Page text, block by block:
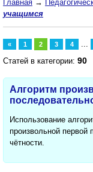
Главная →
учащимся
« 1 2 3 4 ...
Статей в категории: 90
Алгоритм
Использование
произвольной
чётности.